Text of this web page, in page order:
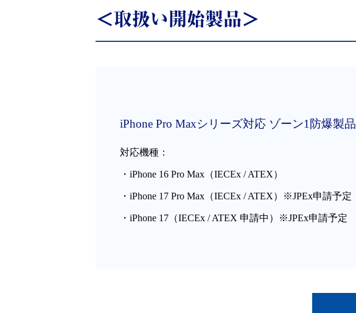
＜取扱い開始製品＞
iPhone Pro Maxシリーズ対応 ゾーン1防爆製品
対応機種：
・iPhone 16 Pro Max（IECEx / ATEX）
・iPhone 17 Pro Max（IECEx / ATEX）※JPEx申請予定
・iPhone 17（IECEx / ATEX 申請中）※JPEx申請予定